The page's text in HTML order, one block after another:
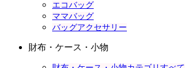
エコバッグ
ママバッグ
バッグアクセサリー
財布・ケース・小物